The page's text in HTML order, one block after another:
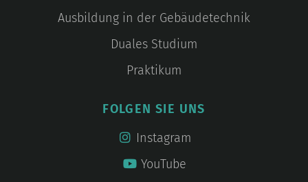
Ausbildung in der Gebäudetechnik
Duales Studium
Praktikum
FOLGEN SIE UNS
Instagram
YouTube